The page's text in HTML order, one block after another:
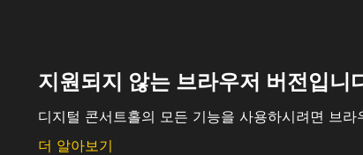
지원되지 않는 브라우저 버전입니
디지털 콘서트홀의 모든 기능을 사용하시려면 브
더 알아보기